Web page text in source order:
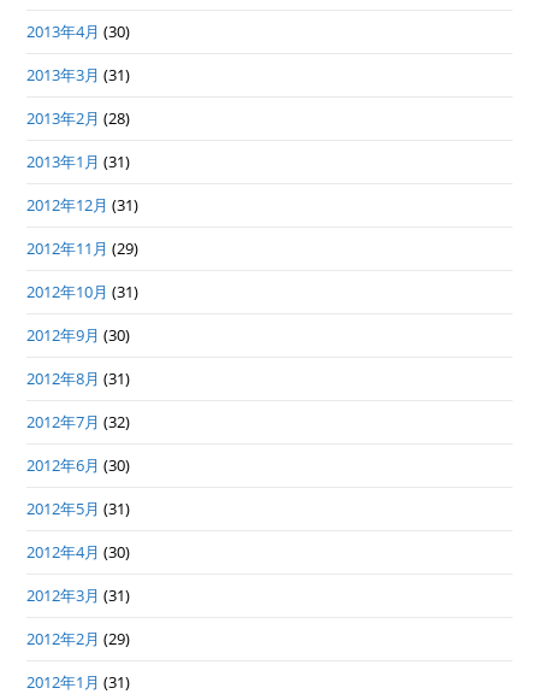
2013年4月 (30)
2013年3月 (31)
2013年2月 (28)
2013年1月 (31)
2012年12月 (31)
2012年11月 (29)
2012年10月 (31)
2012年9月 (30)
2012年8月 (31)
2012年7月 (32)
2012年6月 (30)
2012年5月 (31)
2012年4月 (30)
2012年3月 (31)
2012年2月 (29)
2012年1月 (31)